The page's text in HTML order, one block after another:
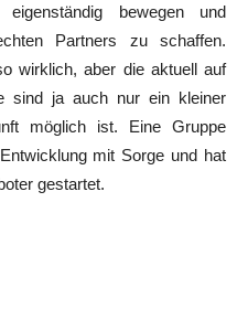
bewegen und
Partners zu schaffen.
wirklich, aber die aktuell auf
sind ja auch nur ein kleiner
möglich ist. Eine Gruppe
mit Sorge und hat
gestartet.